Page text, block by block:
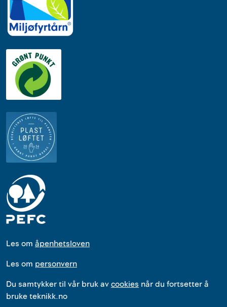
Les om åpenhetsloven
Les om personvern
Du samtykker til vår bruk avcookies når du fortsetter å
bruke teknikk.no